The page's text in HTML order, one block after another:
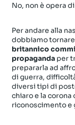
No, non è opera
Per andare alla
dobbiamo tornare
britannico
propaganda per
prepararla ad
di guerra,
diversi tipi di
chiaro e la corona
riconoscimento e